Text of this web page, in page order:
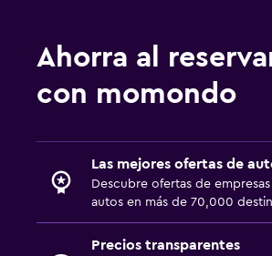
Ahorra al
con momondo
Las mejores ofertas de
Descubre ofertas de
autos en más de 70,000
Precios transparentes